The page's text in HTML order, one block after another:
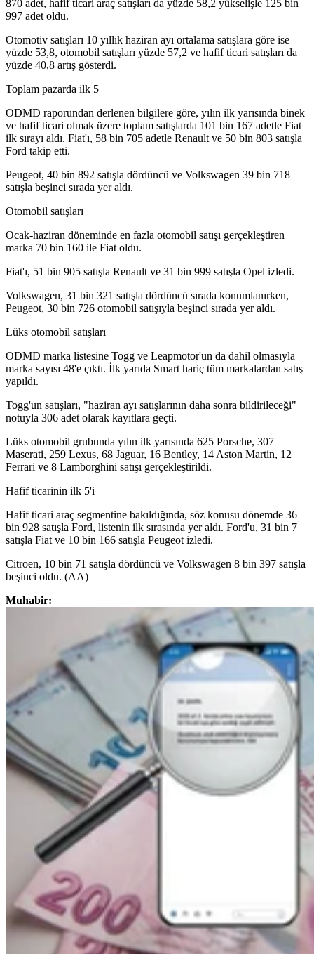
870 adet, hafif ticari araç satışları da yüzde 58,2 yükselişle 125 bin
997 adet oldu.
Otomotiv satışları 10 yıllık haziran ayı ortalama satışlara göre ise
yüzde 53,8, otomobil satışları yüzde 57,2 ve hafif ticari satışları da
yüzde 40,8 artış gösterdi.
Toplam pazarda ilk 5
ODMD raporundan derlenen bilgilere göre, yılın ilk yarısında binek
ve hafif ticari olmak üzere toplam satışlarda 101 bin 167 adetle Fiat
ilk sırayı aldı. Fiat'ı, 58 bin 705 adetle Renault ve 50 bin 803 satışla
Ford takip etti.
Peugeot, 40 bin 892 satışla dördüncü ve Volkswagen 39 bin 718
satışla beşinci sırada yer aldı.
Otomobil satışları
Ocak-haziran döneminde en fazla otomobil satışı gerçekleştiren
marka 70 bin 160 ile Fiat oldu.
Fiat'ı, 51 bin 905 satışla Renault ve 31 bin 999 satışla Opel izledi.
Volkswagen, 31 bin 321 satışla dördüncü sırada konumlanırken,
Peugeot, 30 bin 726 otomobil satışıyla beşinci sırada yer aldı.
Lüks otomobil satışları
ODMD marka listesine Togg ve Leapmotor'un da dahil olmasıyla
marka sayısı 48'e çıktı. İlk yarıda Smart hariç tüm markalardan satış
yapıldı.
Togg'un satışları, "haziran ayı satışlarının daha sonra bildirileceği"
notuyla 306 adet olarak kayıtlara geçti.
Lüks otomobil grubunda yılın ilk yarısında 625 Porsche, 307
Maserati, 259 Lexus, 68 Jaguar, 16 Bentley, 14 Aston Martin, 12
Ferrari ve 8 Lamborghini satışı gerçekleştirildi.
Hafif ticarinin ilk 5'i
Hafif ticari araç segmentine bakıldığında, söz konusu dönemde 36
bin 928 satışla Ford, listenin ilk sırasında yer aldı. Ford'u, 31 bin 7
satışla Fiat ve 10 bin 166 satışla Peugeot izledi.
Citroen, 10 bin 71 satışla dördüncü ve Volkswagen 8 bin 397 satışla
beşinci oldu. (AA)
Muhabir: